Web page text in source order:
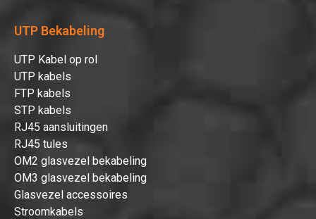
UTP Bekabeling
UTP Kabel op rol
UTP kabels
FTP kabels
STP kabels
RJ45 aansluitingen
RJ45 tules
OM2 glasvezel bekabeling
OM3 glasvezel bekabeling
Glasvezel accessoires
Stroomkabels